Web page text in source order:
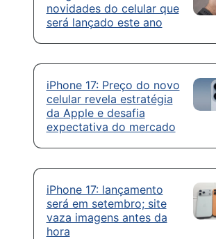
novidades do celular que
será lançado este ano
iPhone 17: Preço do novo
celular revela estratégia
da Apple e desafia
expectativa do mercado
iPhone 17: lançamento
será em setembro; site
vaza imagens antes da
hora